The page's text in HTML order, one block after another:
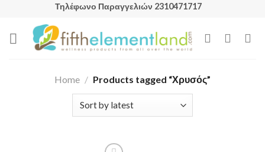
content
Τηλέφωνο Παραγγελιών 2310471717
Home / Products tagged “Χρυσός”